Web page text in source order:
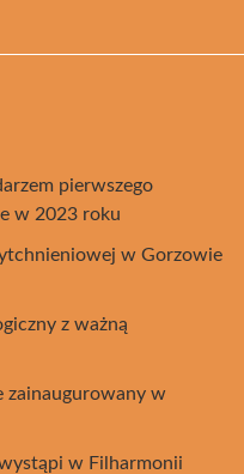
pierwszego
w 2023 roku
w Gorzowie
z ważną
zainaugurowany w
wystąpi w Filharmonii